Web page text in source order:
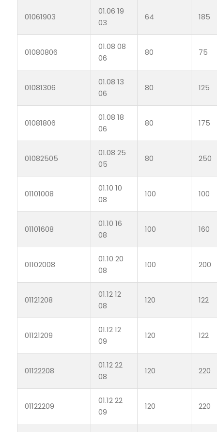
01061903
01.06 19
03
64 185
01080806
01.08 08
06
80 75
01081306
01.08 13
06
80 125
01081806
01.08 18
06
80 175
01082505
01.08 25
05
80 250
01101008
01.10 10
08
100 100
01101608
01.10 16
08
100 160
01102008
01.10 20
08
100 200
01121208
01.12 12
08
120 122
01121209
01.12 12
09
120 122
01122208
01.12 22
08
120 220
01122209
01.12 22
09
120 220